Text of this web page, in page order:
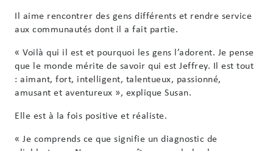
Il aime rencontrer des gens différents et rendre service
aux communautés dont il a fait partie.
« Voilà qui il est et pourquoi les gens l’adorent. Je pense
que le monde mérite de savoir qui est Jeffrey. Il est tout
: aimant, fort, intelligent, talentueux, passionné,
amusant et aventureux », explique Susan.
Elle est à la fois positive et réaliste.
« Je comprends ce que signifie un diagnostic de